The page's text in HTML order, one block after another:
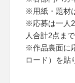
※用紙・題材
※応募は一人
人合計2点まで
※作品裏面に
ロード）を貼